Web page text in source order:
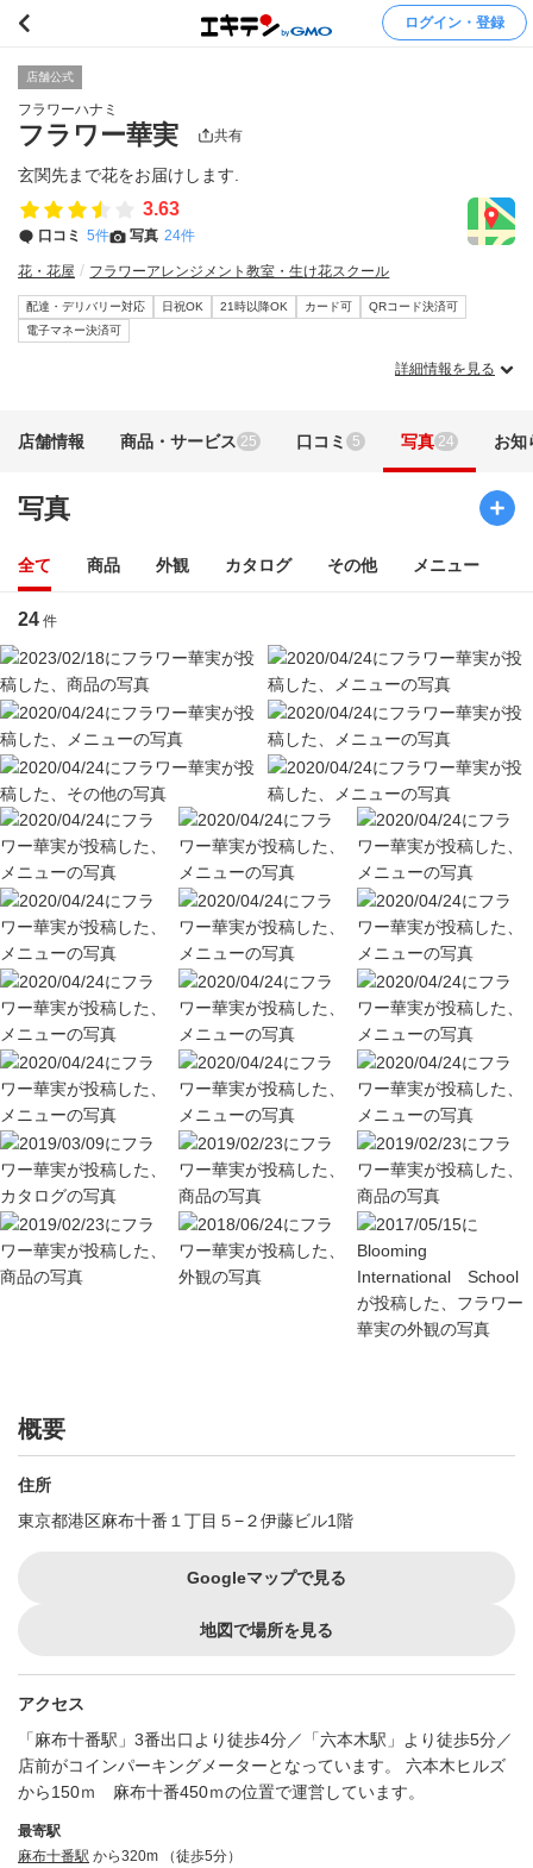
ログイン・登録
店舗公式
フラワーハナミ
フラワー華実 共有
玄関先まで花をお届けします.
3.63
口コミ 5件 写真 24件
花・花屋 フラワーアレンジメント教室・生け花スクール
配達・デリバリー対応 日祝OK 21時以降OK カード可
QRコード決済可
電子マネー決済可
詳細情報を見る
店舗情報 商品・サービス 25 口コミ 5 写真 24 お知
写真
全て 商品 外観 カタログ その他 メニュー
24 件
概要
住所
東京都港区麻布十番１丁目５−２伊藤ビル1階
Googleマップで見る
地図で場所を見る
アクセス
「麻布十番駅」3番出口より徒歩4分／「六本木駅」より徒歩5分／
店前がコインパーキングメーターとなっています。 六本木ヒルズ
から150ｍ 麻布十番450ｍの位置で運営しています。
最寄駅
麻布十番駅 から320m （徒歩5分）